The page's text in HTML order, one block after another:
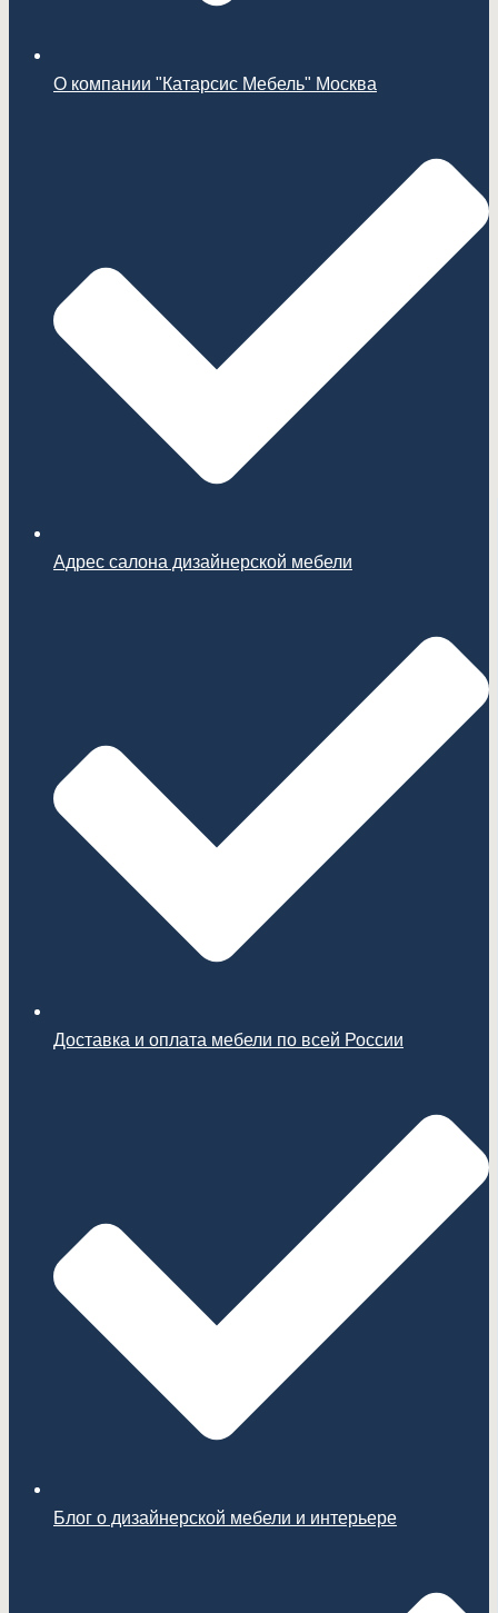
О компании "Катарсис Мебель" Москва
Адрес салона дизайнерской мебели
Доставка и оплата мебели по всей России
Блог о дизайнерской мебели и интерьере